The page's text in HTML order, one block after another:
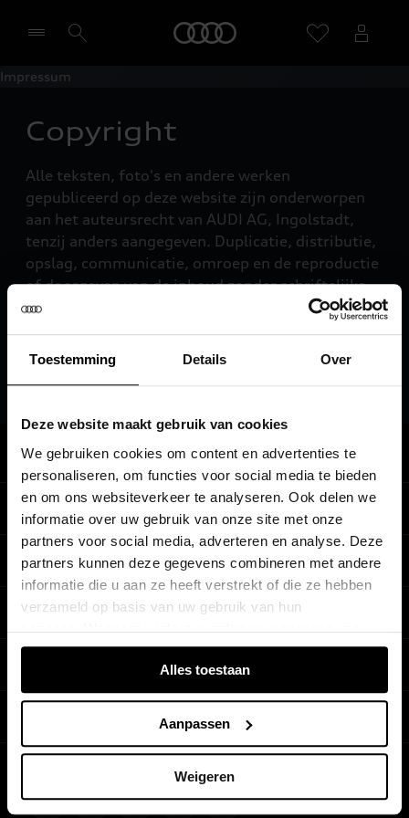
Toestemming Details Over
Deze website maakt gebruik van cookies
We gebruiken cookies om content en advertenties te
personaliseren, om functies voor social media te bieden
en om ons websiteverkeer te analyseren. Ook delen we
informatie over uw gebruik van onze site met onze
partners voor social media, adverteren en analyse. Deze
partners kunnen deze gegevens combineren met andere
informatie die u aan ze heeft verstrekt of die ze hebben
verzameld op basis van uw gebruik van hun
services. Wanneer u inlogt, worden uw gegevens van
verschillende apparaten of browsers samengevoegd via
de extra verwerkte login-ID.Alles toestaan
Aanpassen
Weigeren
Impressum
Copyright
Alle teksten, foto's en andere werken
gepubliceerd op deze website zijn onderworpen
aan het auteursrecht van AUDI AG, Ingolstadt,
tenzij anders aangegeven. Duplicatie, distributie,
opslag, communicatie, omroep en de reproductie
of doorgeven van de inhoud zonder schriftelijke
toestemming van AUDI AG is verboden. TDI,
automodellen zijn geregistreerde handelsmerken
van AUDI AG.
Terug naar boven
Alle Modellen
Audi SUV Modellen
Verbruiksgegevens per model
Audi Code
Koop & lease
Audi Occasions
Het Audi Selectie :plus keurmerk
Audi Financial Services
Zakelijk
Elektrisch
Elektrische modellen
Plug-in-hybride rijden
Plug-in-hybride modellen
Service & accessoires
Onderhoud en reparatie
Schade en pech
Beleef Audi